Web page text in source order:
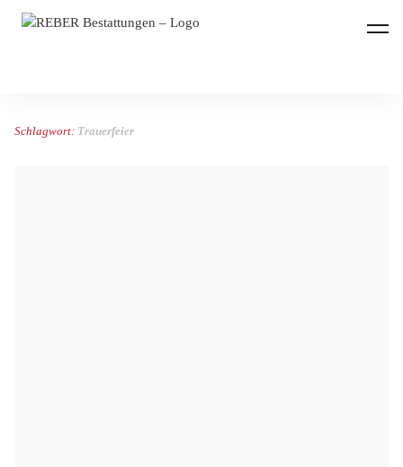
REBER Bestattungen
Schlagwort: Trauerfeier